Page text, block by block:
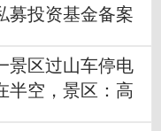
募投资基金备案
景区过山车停电
半空，景区：高